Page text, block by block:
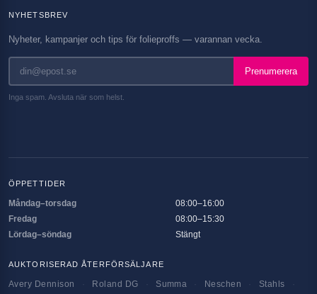
NYHETSBREV
Nyheter, kampanjer och tips för folieproffs — varannan vecka.
Prenumerera
Inga spam. Avsluta när som helst.
ÖPPETTIDER
Måndag–torsdag
08:00–16:00
Fredag
08:00–15:30
Lördag–söndag
Stängt
AUKTORISERAD ÅTERFÖRSÄLJARE
Avery Dennison Roland DG Summa Neschen Stahls